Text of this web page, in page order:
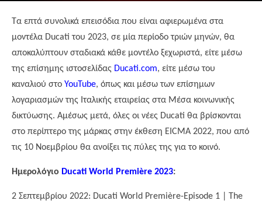
Τα επτά συνολικά επεισόδια που είναι αφιερωμένα στα
μοντέλα Ducati του 2023, σε μία περίοδο τριών μηνών, θα
αποκαλύπτουν σταδιακά κάθε μοντέλο ξεχωριστά, είτε μέσω
της επίσημης ιστοσελίδας Ducati.com, είτε μέσω του
καναλιού στο YouTube, όπως και μέσω των επίσημων
λογαριασμών της Ιταλικής εταιρείας στα Μέσα κοινωνικής
δικτύωσης. Αμέσως μετά, όλες οι νέες Ducati θα βρίσκονται
στο περίπτερο της μάρκας στην έκθεση EICMA 2022, που από
τις 10 Νοεμβρίου θα ανοίξει τις πύλες της για το κοινό.
Ημερολόγιο Ducati World Première 2023:
2 Σεπτεμβρίου 2022: Ducati World Première-Episode 1 | The